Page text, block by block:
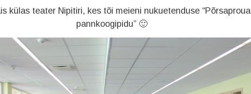
külas teater Nipitiri, kes tõi meieni nukuetenduse “Põrsaproua
pannkoogipidu” 🙂